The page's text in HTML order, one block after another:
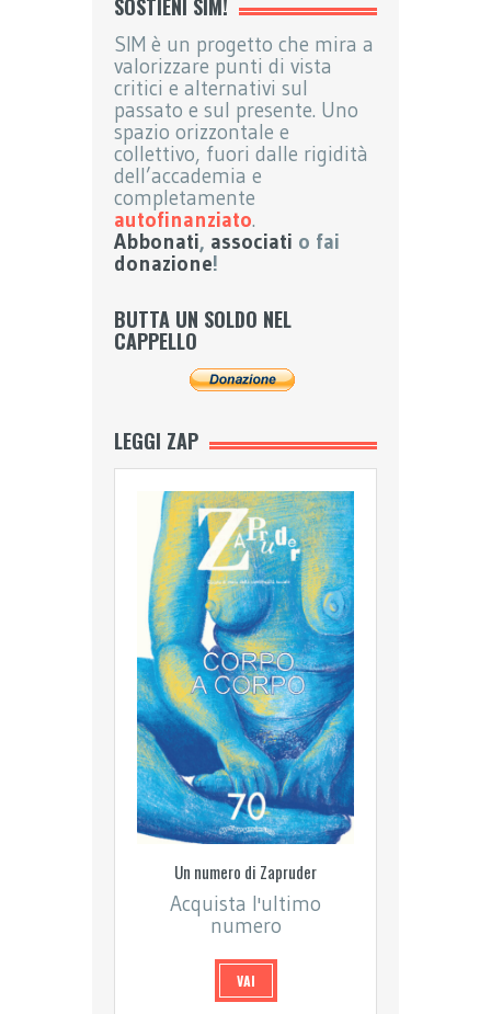
SOSTIENI SIM!
SIM è un progetto che mira a
valorizzare punti di vista
critici e alternativi sul
passato e sul presente. Uno
spazio orizzontale e
collettivo, fuori dalle rigidità
dell’accademia e
completamente
autofinanziato.
Abbonati, associati o fai
donazione!
BUTTA UN SOLDO NEL
CAPPELLO
LEGGI ZAP
Un numero di Zapruder
Acquista l'ultimo
numero
VAI